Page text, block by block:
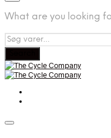
What are you looking